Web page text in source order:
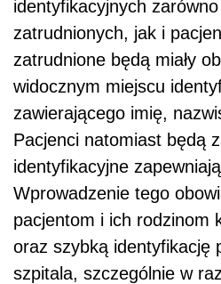
identyfikacyjnych
zatrudnionych, jak i
zatrudnione będą miały
widocznym miejscu
zawierającego imię,
Pacjenci natomiast będą
identyfikacyjne
Wprowadzenie tego
pacjentom i ich rodzinom
oraz szybką identyfikację
szpitala, szczególnie w